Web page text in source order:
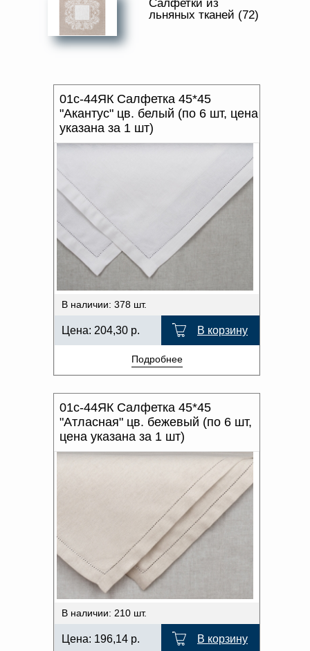
Доверенность на
получение груза
Документы по работе с
персональными данными
Новости | Статьи
Салфетки из
льняных тканей (72)
ПРИМЕНЕНИЕ
ПРОИЗВОДИТЕЛЬ
ОТТЕНОК ЦВЕТА01с-44ЯК Салфетка 45*45
"Акантус" цв. белый (по 6 шт, цена
указана за 1 шт)
В наличии: 378 шт.
Цена: 204,30 р. В корзину
Подробнее
01с-44ЯК Салфетка 45*45
"Атласная" цв. бежевый (по 6 шт,
цена указана за 1 шт)
В наличии: 210 шт.
Цена: 196,14 р. В корзину
Добавить